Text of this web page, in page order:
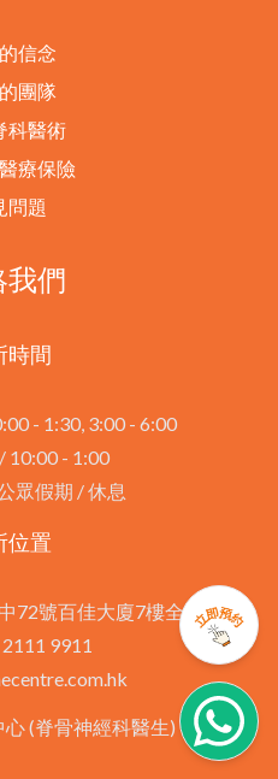
信念
團隊
科醫術
療保險
問題
我們
時間
- 1:30, 3:00 - 6:00
10:00 - 1:00
眾假期 / 休息
位置
72號百佳大廈7樓全層
9911
(脊骨神經科醫生)